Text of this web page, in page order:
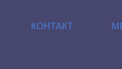
КОНТАКТ